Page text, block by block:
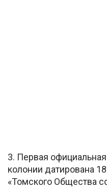
3. Первая
колонии датирована
«Томского Общества